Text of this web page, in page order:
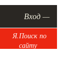
Вход —
Я.Поиск по
сайту